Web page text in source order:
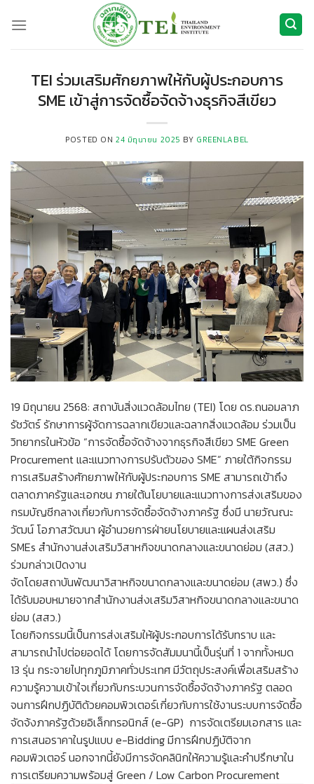
TEI ร่วมเสริมศักยภาพให้กับผู้ประกอบการ
SME เข้าสู่การจัดซื้อจัดจ้างธุรกิจสีเขียว
POSTED ON 24 มิถุนายน 2025 BY GREENLABEL
19 มิถุนายน 2568: สถาบันสิ่งแวดล้อมไทย (TEI) โดย ดร.ถนอมลาภ
รัชวัตร์ รักษาการผู้จัดการฉลากเขียวและฉลากสิ่งแวดล้อม ร่วมเป็น
วิทยากรในหัวข้อ “การจัดซื้อจัดจ้างจากธุรกิจสีเขียว SME Green
Procurement และแนวทางการปรับตัวของ SME” ภายใต้กิจกรรม
การเสริมสร้างศักยภาพให้กับผู้ประกอบการ SME สามารถเข้าถึง
ตลาดภาครัฐและเอกชน ภายใต้นโยบายและแนวทางการส่งเสริมของ
กรมบัญชีกลางเกี่ยวกับการจัดซื้อจัดจ้างภาครัฐ ซึ่งมี นายวัณณะ
วัฒน์ โอภาสวัฒนา ผู้อำนวยการฝ่ายนโยบายและแผนส่งเสริม
SMEs สำนักงานส่งเสริมวิสาหกิจขนาดกลางและขนาดย่อม (สสว.)
ร่วมกล่าวเปิดงาน
จัดโดยสถาบันพัฒนาวิสาหกิจขนาดกลางและขนาดย่อม (สพว.) ซึ่ง
ได้รับมอบหมายจากสำนักงานส่งเสริมวิสาหกิจขนาดกลางและขนาด
ย่อม (สสว.)
โดยกิจกรรมนี้เป็นการส่งเสริมให้ผู้ประกอบการได้รับทราบ และ
สามารถนำไปต่อยอดได้ โดยการจัดสัมมนานี้เป็นรุ่นที่ 1 จากทั้งหมด
13 รุ่น กระจายไปทุกภูมิภาคทั่วประเทศ มีวัตถุประสงค์เพื่อเสริมสร้าง
ความรู้ความเข้าใจเกี่ยวกับกระบวนการจัดซื้อจัดจ้างภาครัฐ ตลอด
จนการฝึกปฏิบัติด้วยคอมพิวเตอร์เกี่ยวกับการใช้งานระบบการจัดซื้อ
จัดจ้งภาครัฐด้วยอิเล็กทรอนิกส์ (e-GP) การจัดเตรียมเอกสาร และ
การเสนอราคาในรูปแบบ e-Bidding มีการฝึกปฏิบัติจาก
คอมพิวเตอร์ นอกจากนี้ยังมีการจัดคลินิกให้ความรู้และคำปรึกษาใน
การเตรียมความพร้อมสู่ Green / Low Carbon Procurement